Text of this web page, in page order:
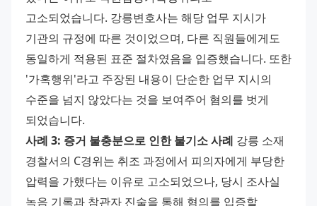
고소되었습니다. 강릉변호사는 해당 업무 지시가
기관의 규정에 따른 것이었으며, 다른 직원들에게도
동일하게 적용된 표준 절차였음을 입증했습니다. 또한
'가혹행위'라고 주장된 내용이 단순한 업무 지시의
수준을 넘지 않았다는 것을 보여주어 혐의를 벗게
되었습니다.
사례 3: 증거 불충분으로 인한 불기소 사례 강릉 소재
경찰서의 C경위는 취조 과정에서 피의자에게 부당한
압력을 가했다는 이유로 고소되었으나, 당시 조사실
녹음 기록과 참관자 진술을 통해 혐의를 입증할